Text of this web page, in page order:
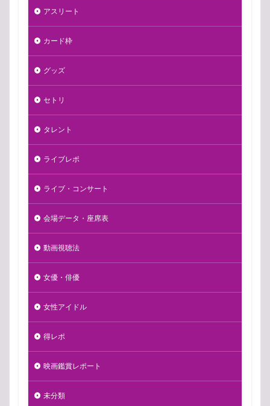
アスリート
カード枠
グッズ
セトリ
タレント
ライブレポ
ライブ・コンサート
会場データ・座席表
動画視聴法
女優・俳優
女性アイドル
得レポ
映画鑑賞レポート
未分類